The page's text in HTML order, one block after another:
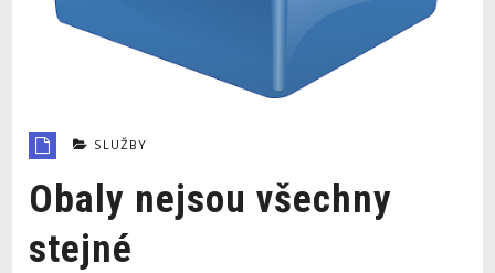
SLUŽBY
Obaly nejsou všechny
stejné